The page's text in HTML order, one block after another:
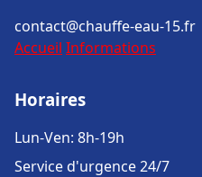
contact@chauffe-eau-15.fr
Accueil Informations
Horaires
Lun-Ven: 8h-19h
Service d'urgence 24/7